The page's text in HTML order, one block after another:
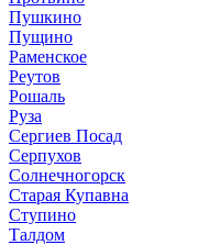
Пушкино
Пущино
Раменское
Реутов
Рошаль
Руза
Сергиев Посад
Серпухов
Солнечногорск
Старая Купавна
Ступино
Талдом